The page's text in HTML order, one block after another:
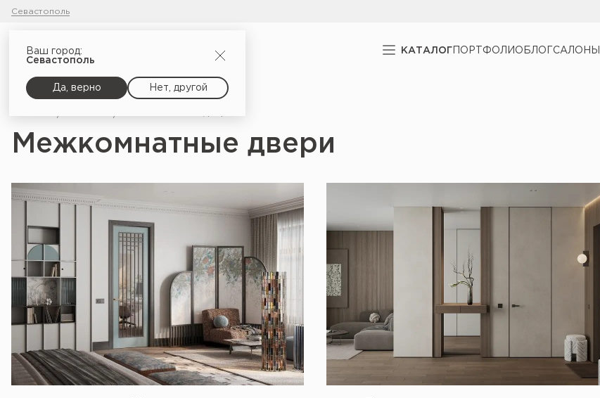
Севастополь
КАТАЛОГ ПОРТФОЛИО БЛОГСАЛОНЫ
Ваш город:
Севастополь
Да, верно Нет, другой
Межкомнатные двери